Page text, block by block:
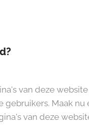
van deze
gebruikers. Maak nu
van deze